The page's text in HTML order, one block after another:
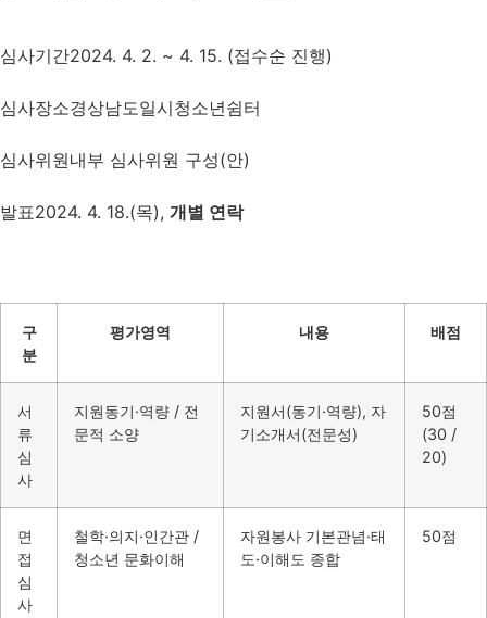
심사기간2024. 4. 2. ~ 4. 15. (접수순 진행)
심사장소경상남도일시청소년쉼터
심사위원내부 심사위원 구성(안)
발표2024. 4. 18.(목), 개별 연락
구
분
평가영역 내용 배점
서
류
심
사
지원동기·역량 / 전
문적 소양
지원서(동기·역량), 자
기소개서(전문성)
50점
(30 /
20)
면
접
심
사
철학·의지·인간관 /
청소년 문화이해
자원봉사 기본관념·태
도·이해도 종합
50점